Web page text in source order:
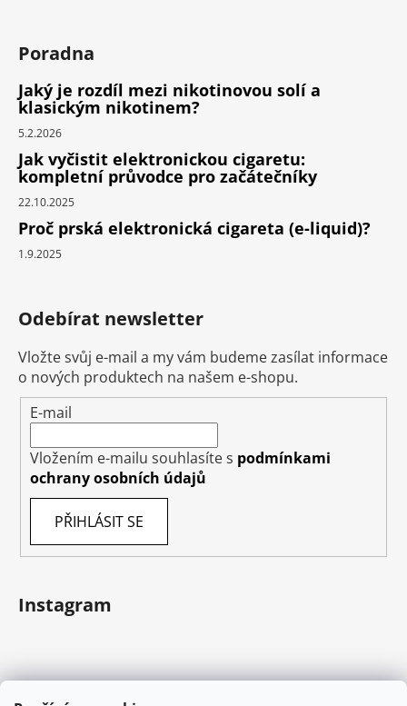
Poradna
Jaký je rozdíl mezi nikotinovou solí a
klasickým nikotinem?
5.2.2026
Jak vyčistit elektronickou cigaretu:
kompletní průvodce pro začátečníky
22.10.2025
Proč prská elektronická cigareta (e-liquid)?
1.9.2025
Odebírat newsletter
Vložte svůj e-mail a my vám budeme zasílat informace
o nových produktech na našem e-shopu.
E-mail
Vložením e-mailu souhlasíte s podmínkami
ochrany osobních údajů
PŘIHLÁSIT SE
Instagram